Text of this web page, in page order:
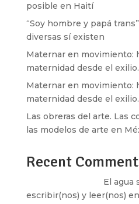
posible en Haití
“Soy hombre y papá
diversas sí existen
Maternar en movimiento:
maternidad desde el
Maternar en movimiento:
maternidad desde el
Las obreras del arte. Las
las modelos de arte en
Recent
El agua
escribir(nos) y leer(nos)